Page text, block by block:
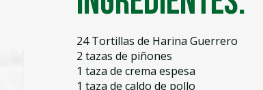
24 Tortillas de Harina Guerrero
2 tazas de piñones
1 taza de crema espesa
1 taza de caldo de pollo